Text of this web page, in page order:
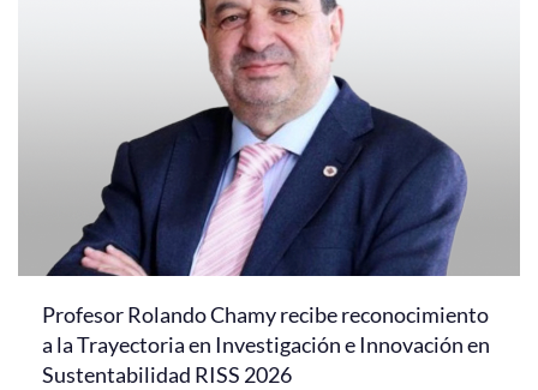
Profesor Rolando Chamy recibe reconocimiento
a la Trayectoria en Investigación e Innovación en
Sustentabilidad RISS 2026